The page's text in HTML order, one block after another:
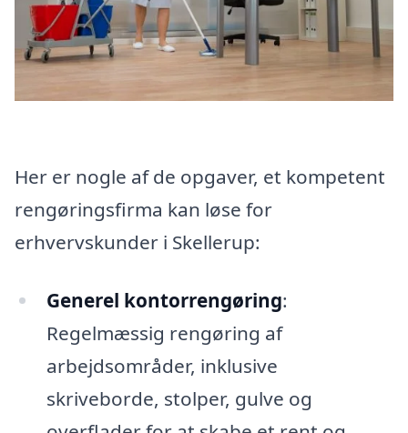
Her er nogle af de opgaver, et kompetent
rengøringsfirma kan løse for
erhvervskunder i Skellerup:
Generel kontorrengøring:
Regelmæssig rengøring af
arbejdsområder, inklusive
skriveborde, stolper, gulve og